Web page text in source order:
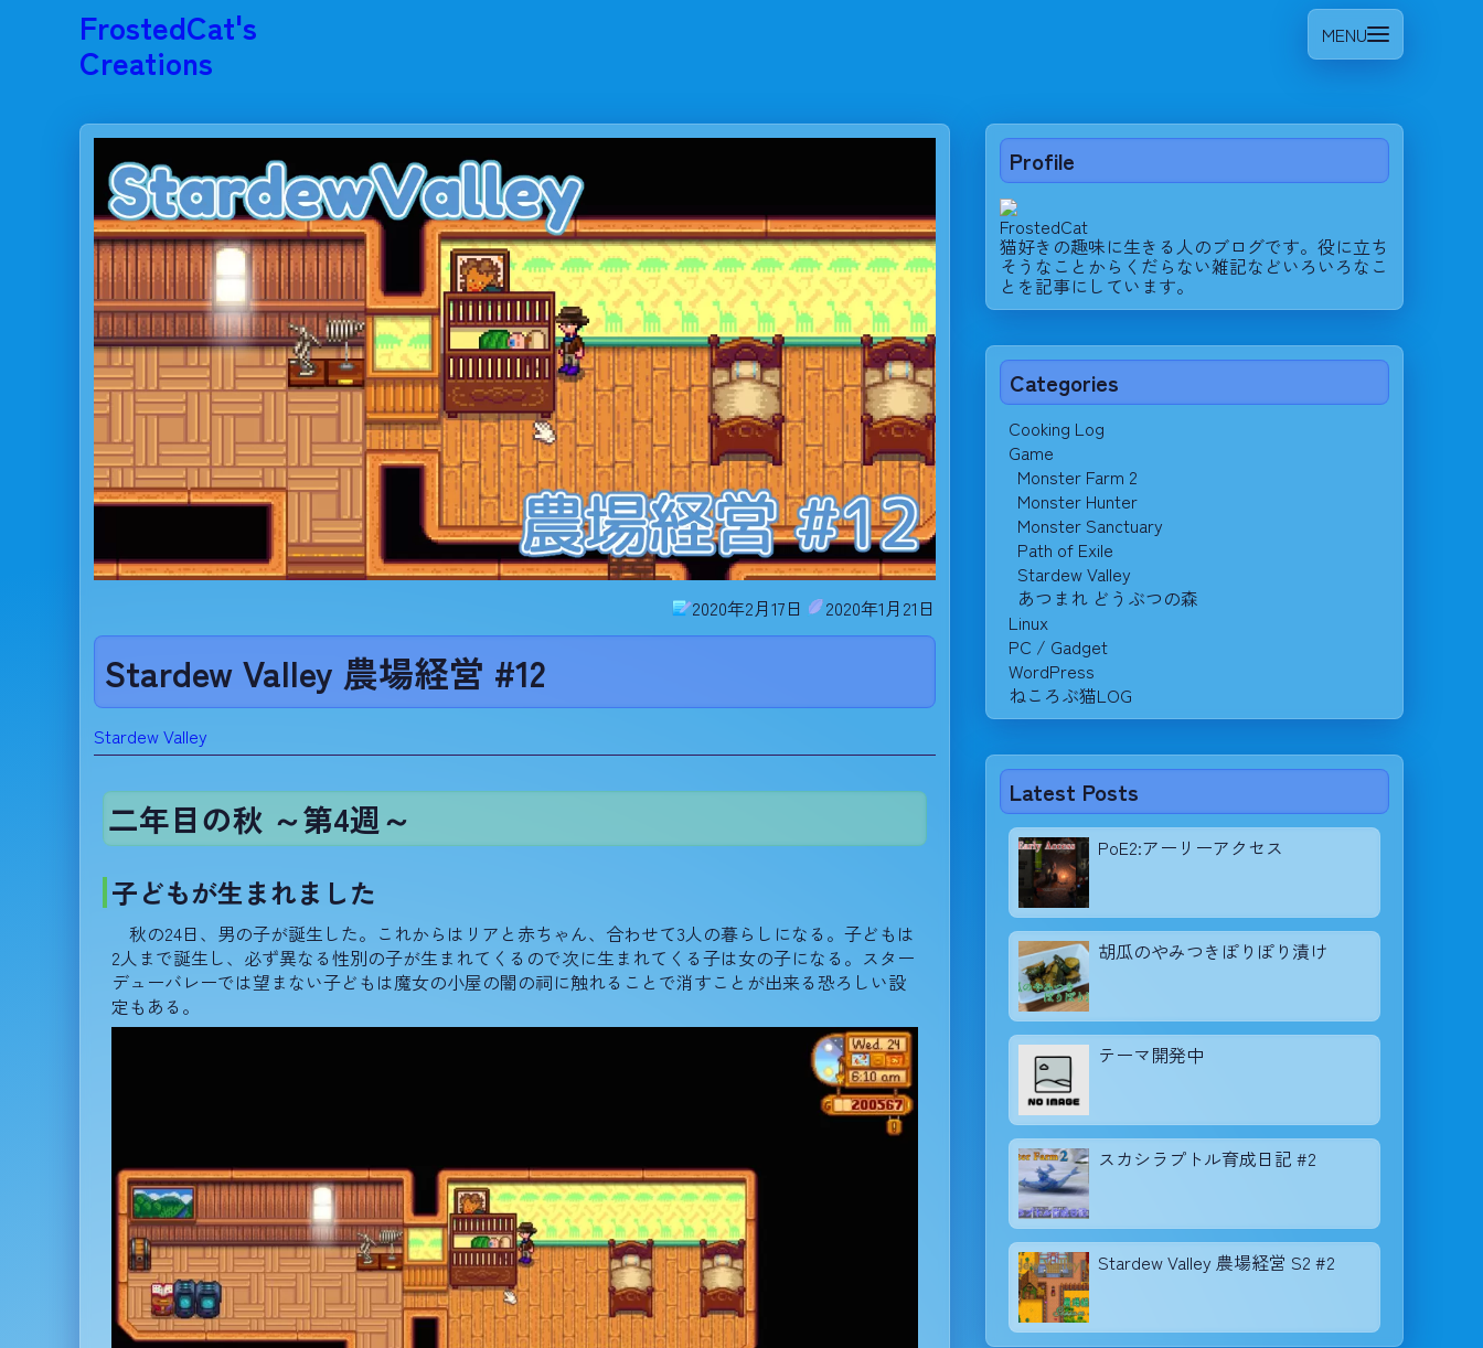
FrostedCat's
Creations
MENU
2020年2月17日 2020年1月21日
Stardew Valley 農場経営 #12
Stardew Valley
二年目の秋 ～第4週～
子どもが生まれました
秋の24日、男の子が誕生した。これからはリアと赤ちゃん、合わせて3人の暮らしになる。子どもは
2人まで誕生し、必ず異なる性別の子が生まれてくるので次に生まれてくる子は女の子になる。スター
デューバレーでは望まない子どもは魔女の小屋の闇の祠に触れることで消すことが出来る恐ろしい設
定もある。
Profile
FrostedCat
猫好きの趣味に生きる人のブログです。役に立ち
そうなことからくだらない雑記などいろいろなこ
とを記事にしています。
Categories
Cooking Log
Game
Monster Farm 2
Monster Hunter
Monster Sanctuary
Path of Exile
Stardew Valley
あつまれ どうぶつの森
Linux
PC / Gadget
WordPress
ねころぶ猫LOG
Latest Posts
PoE2:アーリーアクセス
胡瓜のやみつきぽりぽり漬け
テーマ開発中
スカシラプトル育成日記 #2
Stardew Valley 農場経営 S2 #2